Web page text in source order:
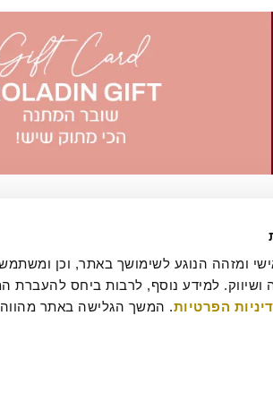
הפרטיות
מדיניות ביטולים וסדנאות שאלות ותשובות
דרושים